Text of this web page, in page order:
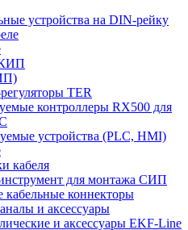
устройства на DIN-рейку
КИП
TER
контроллеры RX500 для
устройства (PLC, HMI)
кабеля
для монтажа СИП
кабельные коннекторы
и аксессуары
и аксессуары EKF-Line